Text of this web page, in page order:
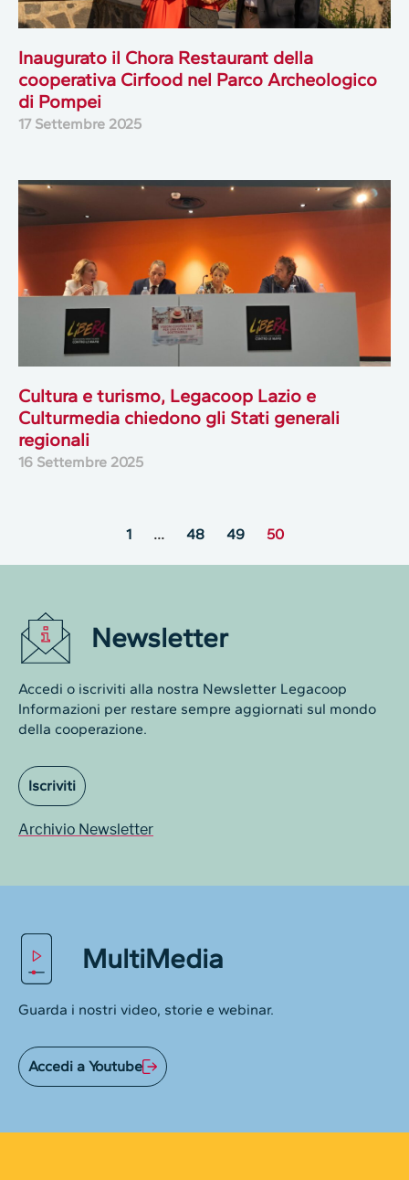
Inaugurato il Chora Restaurant della
cooperativa Cirfood nel Parco Archeologico
di Pompei
17 Settembre 2025
Cultura e turismo, Legacoop Lazio e
Culturmedia chiedono gli Stati generali
regionali
16 Settembre 2025
1 … 48 49 50
Newsletter
Accedi o iscriviti alla nostra Newsletter Legacoop
Informazioni per restare sempre aggiornati sul mondo
della cooperazione.
Iscriviti
Archivio Newsletter
MultiMedia
Guarda i nostri video, storie e webinar.
Accedi a Youtube